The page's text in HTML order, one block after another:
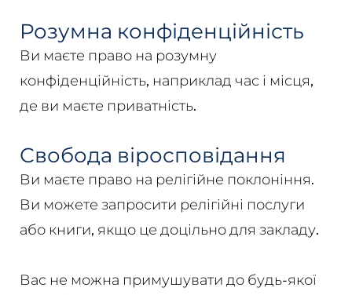
Розумна конфіденційність
Ви маєте право на розумну
конфіденційність, наприклад час і місця,
де ви маєте приватність.
Свобода віросповідання
Ви маєте право на релігійне поклоніння.
Ви можете запросити релігійні послуги
або книги, якщо це доцільно для закладу.
Вас не можна примушувати до будь-якої